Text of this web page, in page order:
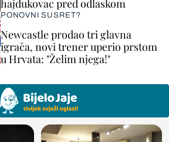
hajdukovac pred odlaskom
PONOVNI SUSRET?
Newcastle prodao tri glavna
igrača, novi trener uperio prstom
u Hrvata: "Želim njega!"